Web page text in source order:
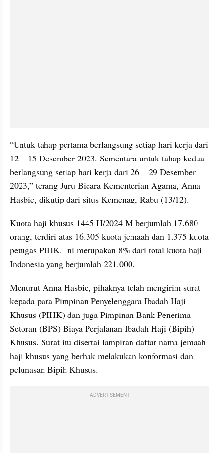
“Untuk tahap pertama berlangsung setiap hari kerja dari
12 – 15 Desember 2023. Sementara untuk tahap kedua
berlangsung setiap hari kerja dari 26 – 29 Desember
2023,” terang Juru Bicara Kementerian Agama, Anna
Hasbie, dikutip dari situs Kemenag, Rabu (13/12).
Kuota haji khusus 1445 H/2024 M berjumlah 17.680
orang, terdiri atas 16.305 kuota jemaah dan 1.375 kuota
petugas PIHK. Ini merupakan 8% dari total kuota haji
Indonesia yang berjumlah 221.000.
Menurut Anna Hasbie, pihaknya telah mengirim surat
kepada para Pimpinan Penyelenggara Ibadah Haji
Khusus (PIHK) dan juga Pimpinan Bank Penerima
Setoran (BPS) Biaya Perjalanan Ibadah Haji (Bipih)
Khusus. Surat itu disertai lampiran daftar nama jemaah
haji khusus yang berhak melakukan konformasi dan
pelunasan Bipih Khusus.
ADVERTISEMENT